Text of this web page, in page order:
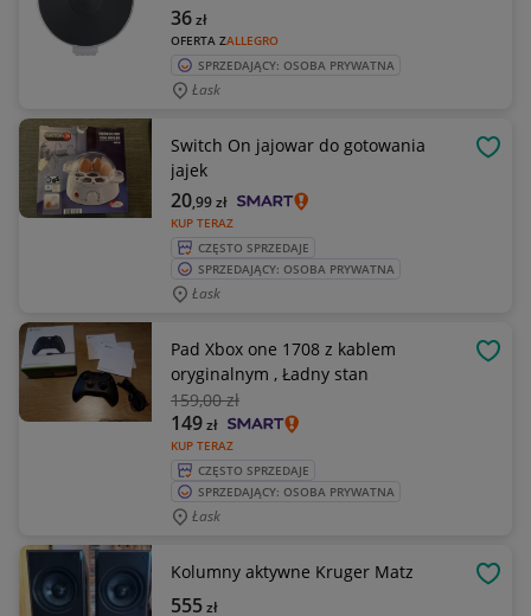
OFERTA ZALLEGRO
36zł
SPRZEDAJĄCY: OSOBA PRYWATNA
Łask
Switch On jajowar do gotowania
jajek
KUP TERAZ
20,99zł
CZĘSTO SPRZEDAJE
SPRZEDAJĄCY: OSOBA PRYWATNA
Łask
Pad Xbox one 1708 z kablem
oryginalnym , Ładny stan
159,00 zł
KUP TERAZ
149zł
CZĘSTO SPRZEDAJE
SPRZEDAJĄCY: OSOBA PRYWATNA
Łask
Kolumny aktywne Kruger Matz
555zł